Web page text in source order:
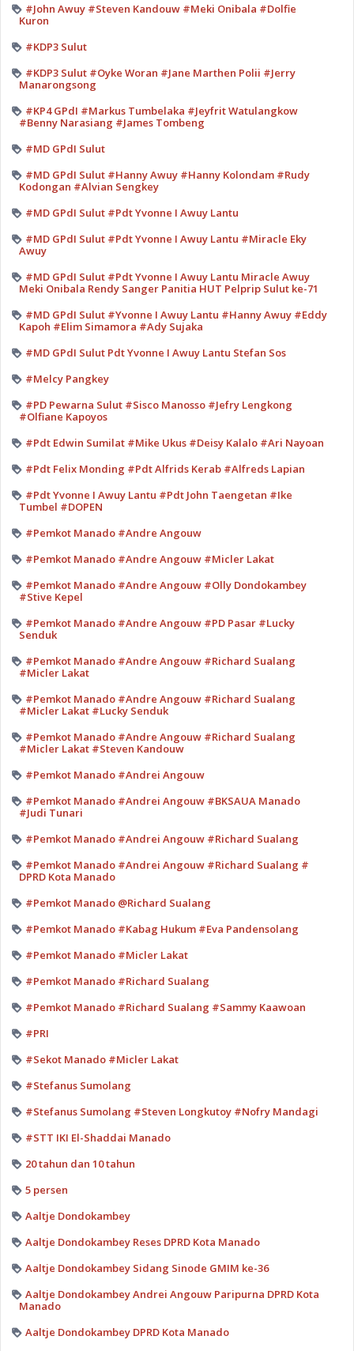
#John Awuy #Steven Kandouw #Meki Onibala #Dolfie
Kuron
#KDP3 Sulut
#KDP3 Sulut #Oyke Woran #Jane Marthen Polii #Jerry
Manarongsong
#KP4 GPdI #Markus Tumbelaka #Jeyfrit Watulangkow
#Benny Narasiang #James Tombeng
#MD GPdI Sulut
#MD GPdI Sulut #Hanny Awuy #Hanny Kolondam #Rudy
Kodongan #Alvian Sengkey
#MD GPdI Sulut #Pdt Yvonne I Awuy Lantu
#MD GPdI Sulut #Pdt Yvonne I Awuy Lantu #Miracle Eky
Awuy
#MD GPdI Sulut #Pdt Yvonne I Awuy Lantu Miracle Awuy
Meki Onibala Rendy Sanger Panitia HUT Pelprip Sulut ke-71
#MD GPdI Sulut #Yvonne I Awuy Lantu #Hanny Awuy #Eddy
Kapoh #Elim Simamora #Ady Sujaka
#MD GPdI Sulut Pdt Yvonne I Awuy Lantu Stefan Sos
#Melcy Pangkey
#PD Pewarna Sulut #Sisco Manosso #Jefry Lengkong
#Olfiane Kapoyos
#Pdt Edwin Sumilat #Mike Ukus #Deisy Kalalo #Ari Nayoan
#Pdt Felix Monding #Pdt Alfrids Kerab #Alfreds Lapian
#Pdt Yvonne I Awuy Lantu #Pdt John Taengetan #Ike
Tumbel #DOPEN
#Pemkot Manado #Andre Angouw
#Pemkot Manado #Andre Angouw #Micler Lakat
#Pemkot Manado #Andre Angouw #Olly Dondokambey
#Stive Kepel
#Pemkot Manado #Andre Angouw #PD Pasar #Lucky
Senduk
#Pemkot Manado #Andre Angouw #Richard Sualang
#Micler Lakat
#Pemkot Manado #Andre Angouw #Richard Sualang
#Micler Lakat #Lucky Senduk
#Pemkot Manado #Andre Angouw #Richard Sualang
#Micler Lakat #Steven Kandouw
#Pemkot Manado #Andrei Angouw
#Pemkot Manado #Andrei Angouw #BKSAUA Manado
#Judi Tunari
#Pemkot Manado #Andrei Angouw #Richard Sualang
#Pemkot Manado #Andrei Angouw #Richard Sualang #
DPRD Kota Manado
#Pemkot Manado @Richard Sualang
#Pemkot Manado #Kabag Hukum #Eva Pandensolang
#Pemkot Manado #Micler Lakat
#Pemkot Manado #Richard Sualang
#Pemkot Manado #Richard Sualang #Sammy Kaawoan
#PRI
#Sekot Manado #Micler Lakat
#Stefanus Sumolang
#Stefanus Sumolang #Steven Longkutoy #Nofry Mandagi
#STT IKI El-Shaddai Manado
20 tahun dan 10 tahun
5 persen
Aaltje Dondokambey
Aaltje Dondokambey Reses DPRD Kota Manado
Aaltje Dondokambey Sidang Sinode GMIM ke-36
Aaltje Dondokambey Andrei Angouw Paripurna DPRD Kota
Manado
Aaltje Dondokambey DPRD Kota Manado